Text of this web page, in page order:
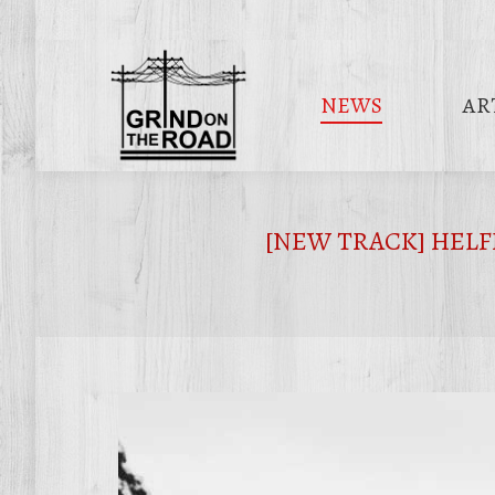
NEWS
[NEW TRACK]